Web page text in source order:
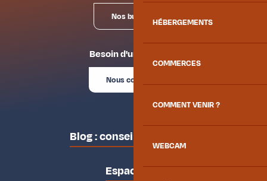
HÉBERGEMENTS
COMMERCES
COMMENT VENIR ?
WEBCAM
Nos bureaux
Besoin d'un conseil ?
Nous contacter
Blog : conseils des locaux
Espace pro